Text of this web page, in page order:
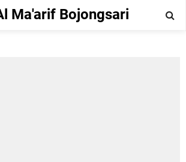
Ma'arif Bojongsari